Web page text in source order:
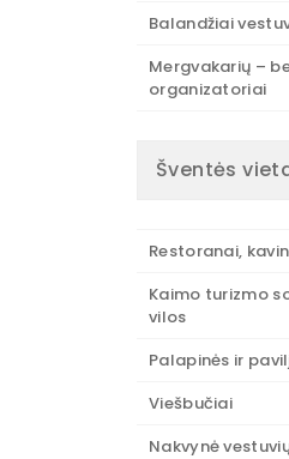
Balandžiai
Mergvakarių –
organizatoriai
Šventės
Restoranai,
Kaimo turizmo
vilos
Palapinės ir
Viešbučiai
Nakvynė